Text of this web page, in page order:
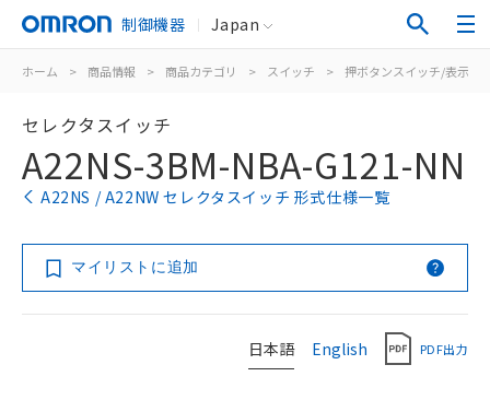
制御機器 Japan
ホーム > 商品情報 > 商品カテゴリ > スイッチ > 押ボタンスイッチ/表示灯
セレクタスイッチ
A22NS-3BM-NBA-G121-NN
A22NS / A22NW セレクタスイッチ 形式仕様一覧
マイリストに追加
日本語 English PDF出力